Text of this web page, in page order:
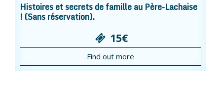
Histoires et secrets de famille au Père-Lachaise
! (Sans réservation).
15€
Find out more